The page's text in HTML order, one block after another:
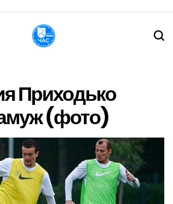
Приходько
(фото)